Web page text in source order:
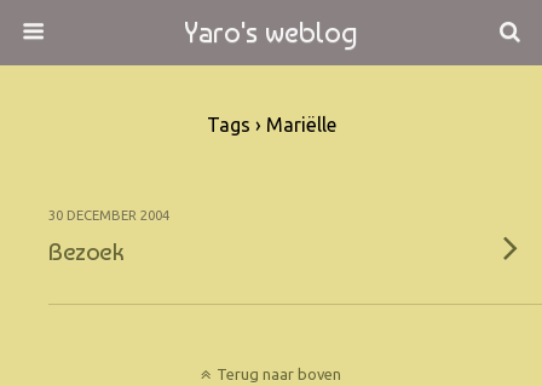
Yaro's weblog
Tags › Mariëlle
30 DECEMBER 2004
Bezoek
Terug naar boven